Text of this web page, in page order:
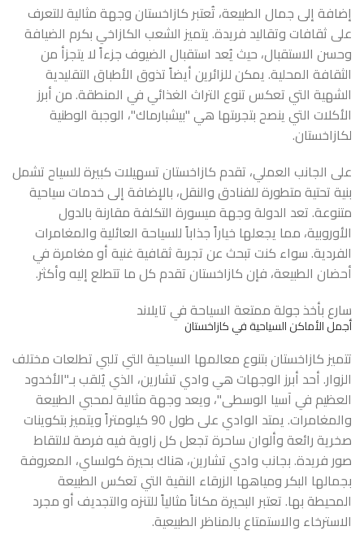
إضافة إلى جمال الطبيعة، تُعتبر كازاخستان وجهة مثالية للتعرف
على ثقافات وتقاليد فريدة. يتميز الشعب الكازاخي بكرم الضيافة
وحسن الاستقبال، حيث يُعد استقبال الضيوف جزءاً لا يتجزأ من
الثقافة المحلية. يمكن للزائرين أيضاً تذوق الأطباق التقليدية
الشهية التي تعكس تنوع التراث الغذائي في المنطقة. من أبرز
الأكلات التي ينصح بتجربتها هي "بيشبارماك"، الوجبة الوطنية
لكازاخستان.
على الجانب العملي، تقدم كازاخستان تسهيلات كبيرة للسياح تشمل
بنية تحتية متطورة للفنادق والنقل، بالإضافة إلى خدمات سياحية
متنوعة. تعد الدولة وجهة ميسورة التكلفة مقارنة بالدول
الأوروبية، مما يجعلها خياراً جذاباً للسياحة العائلية والمغامرات
الفردية. سواء كنت تبحث عن تجربة ثقافية غنية أو مغامرة في
أحضان الطبيعة، فإن كازاخستان تقدم كل ما تتطلع إليه وأكثر.
سارع بأخذ جولة ممتعة السياحة في تايلاند
أجمل الأماكن السياحية في كازاخستان
تتميز كازاخستان بتنوع معالمها السياحية التي تلبي تطلعات مختلف
الزوار. أحد أبرز الوجهات هي وادي تشارين، الذي يُلقب بـ"الأخدود
العظيم في آسيا الوسطى"، ويعد وجهة مثالية لمحبي الطبيعة
والمغامرات. يمتد الوادي على طول 90 كيلومتراً ويتميز بتكوينات
صخرية رائعة وألوان ساحرة تجعل كل زاوية فيه فرصة لالتقاط
صور فريدة. بجانب وادي تشارين، هناك بحيرة كولساي، المعروفة
بجمالها البكر ومياهها الزرقاء النقية التي تعكس الطبيعة
المحيطة بها. تعتبر البحيرة مكاناً مثالياً للتنزه والتجديف أو مجرد
الاسترخاء والاستمتاع بالمناظر الطبيعية.